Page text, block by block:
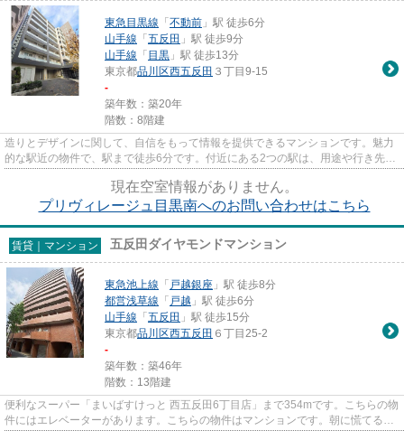
東急目黒線 「 不動前 」駅 徒歩6分
山手線 「 五反田 」駅 徒歩9分
山手線 「 目黒 」駅 徒歩13分
東京都品川区西五反田 ３丁目9-15
-
築年数：築20年
階数：8階建
造りとデザインに関して、自信をもって情報を提供できるマンションです。魅力
的な駅近の物件で、駅まで徒歩6分です。付近にある2つの駅は、用途や行き先に
現在空室情報がありません。
プリヴィレージュ目黒南へのお問い合わせはこちら
賃貸｜マンション 五反田ダイヤモンドマンション
東急池上線 「 戸越銀座 」駅 徒歩8分
都営浅草線 「 戸越 」駅 徒歩6分
山手線 「 五反田 」駅 徒歩15分
東京都品川区西五反田 ６丁目25-2
-
築年数：築46年
階数：13階建
便利なスーパー「まいばすけっと 西五反田6丁目店」まで354mです。こちらの物
件にはエレベーターがあります。こちらの物件はマンションです。朝に慌てるこ